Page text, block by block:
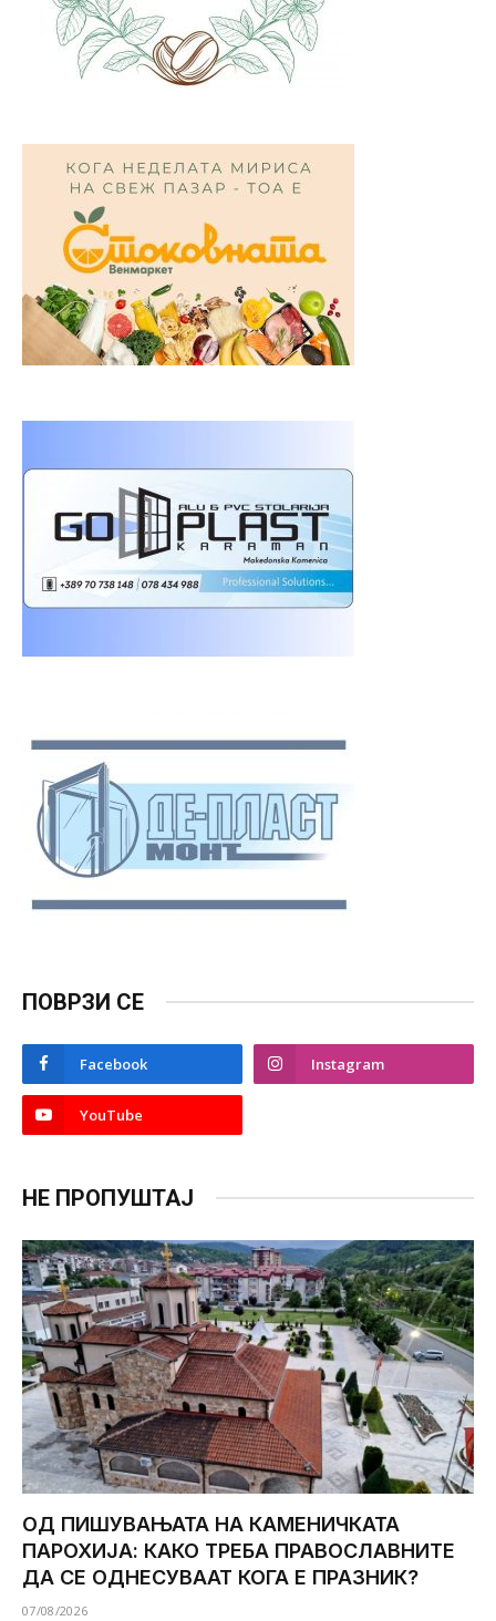
ПОВРЗИ СЕ
Facebook Instagram
YouTube
НЕ ПРОПУШТАЈ
ОД ПИШУВАЊАТА НА КАМЕНИЧКАТА
ПАРОХИЈА: КАКО ТРЕБА ПРАВОСЛАВНИТЕ
ДА СЕ ОДНЕСУВААТ КОГА Е ПРАЗНИК?
07/08/2026